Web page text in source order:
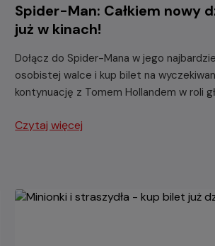
Spider-Man: Całkiem nowy
już w kinach!
Dołącz do Spider-Mana w jego
osobistej walce i kup bilet na
kontynuację z Tomem Hollandem w roli
Czytaj więcej